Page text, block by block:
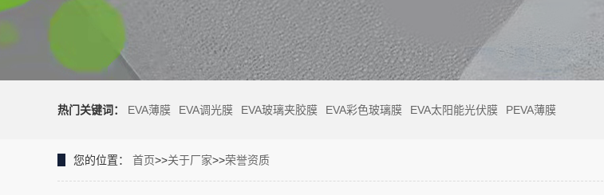
热门关键词： EVA薄膜 EVA调光膜 EVA玻璃夹胶膜 EVA彩色玻璃膜 EVA太阳能光伏膜 PEVA薄膜
您的位置： 首页>>关于厂家>>荣誉资质